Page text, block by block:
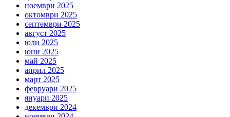
ноември 2025
октомври 2025
септември 2025
август 2025
юли 2025
юни 2025
май 2025
април 2025
март 2025
февруари 2025
януари 2025
декември 2024